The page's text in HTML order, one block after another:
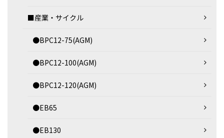
■産業・サイクル
●BPC12-75(AGM)
●BPC12-100(AGM)
●BPC12-120(AGM)
●EB65
●EB130